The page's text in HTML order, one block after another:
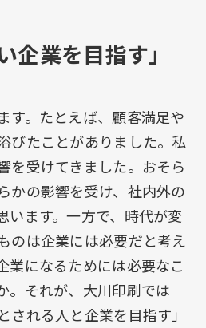
企業を目指す」
す。たとえば、顧客満足や
びたことがありました。私
を受けてきました。おそら
かの影響を受け、社内外の
います。一方で、時代が変
のは企業には必要だと考え
業になるためには必要なこ
。それが、大川印刷では
される人と企業を目指す」